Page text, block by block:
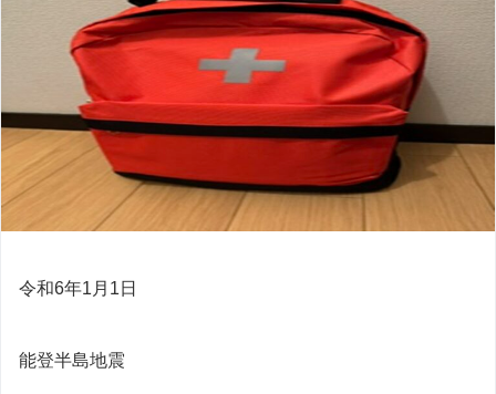
令和6年1月1日
能登半島地震